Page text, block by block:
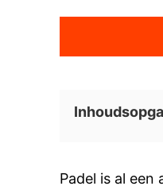
Padel is al een